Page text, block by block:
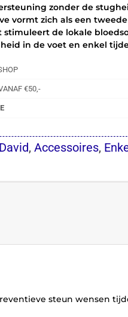
zonder de
vormt zich als een
stimuleert de lokale
in de voet en enkel
€50,-
,Accessoires,
steun wensen